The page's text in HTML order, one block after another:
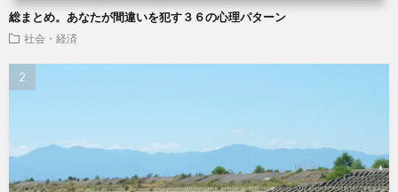
総まとめ。あなたが間違いを犯す３６の心理パターン
社会・経済